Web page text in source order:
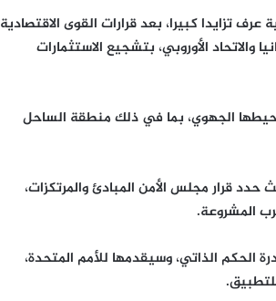
عرف تزايدا كبيرا، بعد قرارات القوى الاقتصادية
والاتحاد الأوروبي، بتشجيع الاستثمارات
الجهوي، بما في ذلك منطقة الساحل
قرار مجلس الأمن المبادئ والمرتكزات،
المشروعة.
الحكم الذاتي، وسيقدمها للأمم المتحدة،